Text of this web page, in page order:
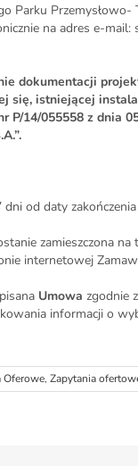
Parku
na adres e-
dokumentacji
się, istniejącej
P/14/055558 z dnia
od daty
zamieszczona
internetowej
Umowa zgodnie
informacji o
Oferowe, Zapytania